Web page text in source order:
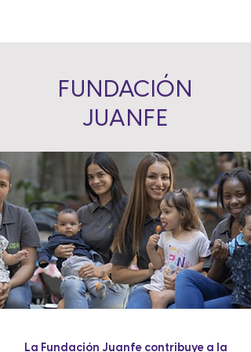
FUNDACIÓN
JUANFE
La Fundación Juanfe contribuye a la